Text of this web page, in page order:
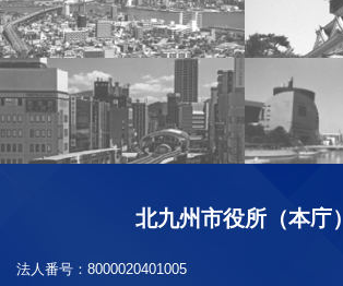
北九州市役所（本庁）
法人番号： 8000020401005